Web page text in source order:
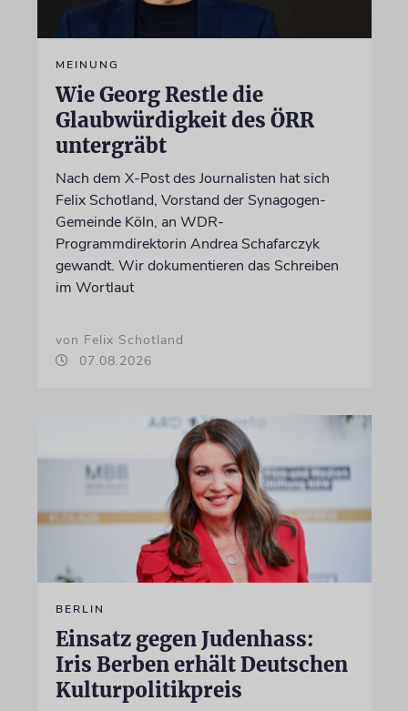
MEINUNG
Wie Georg Restle die
Glaubwürdigkeit des ÖRR
untergräbt
Nach dem X-Post des Journalisten hat sich
Felix Schotland, Vorstand der Synagogen-
Gemeinde Köln, an WDR-
Programmdirektorin Andrea Schafarczyk
gewandt. Wir dokumentieren das Schreiben
im Wortlaut
von Felix Schotland
07.08.2026
BERLIN
Einsatz gegen Judenhass:
Iris Berben erhält Deutschen
Kulturpolitikpreis